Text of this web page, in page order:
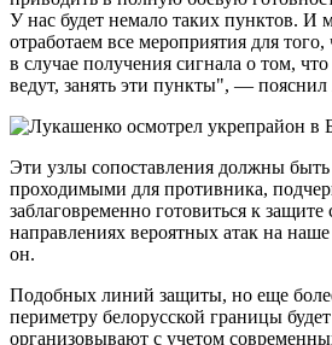
У нас будет немало таких пунктов. И
отработаем все мероприятия для
в случае получения сигнала о том,
ведут, занять эти пункты", —
Эти узлы сопоставления должны
проходимыми для противника,
заблаговременно готовиться к
направлениях вероятных атак на
он.
Подобных линий защиты, но еще
периметру белорусской границы
организовывают с учетом